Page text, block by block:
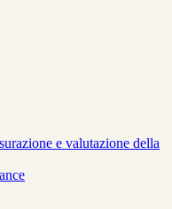
e valutazione della